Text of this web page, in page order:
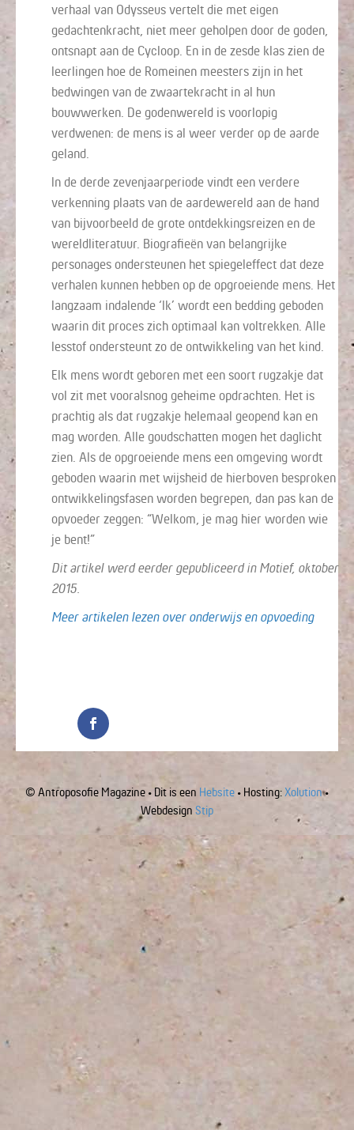
verhaal van Odysseus vertelt die met eigen
gedachtenkracht, niet meer geholpen door de goden,
ontsnapt aan de Cycloop. En in de zesde klas zien de
leerlingen hoe de Romeinen meesters zijn in het
bedwingen van de zwaartekracht in al hun
bouwwerken. De godenwereld is voorlopig
verdwenen: de mens is al weer verder op de aarde
geland.
In de derde zevenjaarperiode vindt een verdere
verkenning plaats van de aardewereld aan de hand
van bijvoorbeeld de grote ontdekkingsreizen en de
wereldliteratuur. Biografieën van belangrijke
personages ondersteunen het spiegeleffect dat deze
verhalen kunnen hebben op de opgroeiende mens. Het
langzaam indalende ‘Ik’ wordt een bedding geboden
waarin dit proces zich optimaal kan voltrekken. Alle
lesstof ondersteunt zo de ontwikkeling van het kind.
Elk mens wordt geboren met een soort rugzakje dat
vol zit met vooralsnog geheime opdrachten. Het is
prachtig als dat rugzakje helemaal geopend kan en
mag worden. Alle goudschatten mogen het daglicht
zien. Als de opgroeiende mens een omgeving wordt
geboden waarin met wijsheid de hierboven besproken
ontwikkelingsfasen worden begrepen, dan pas kan de
opvoeder zeggen: “Welkom, je mag hier worden wie
je bent!”
Dit artikel werd eerder gepubliceerd in Motief, oktober
2015.
Meer artikelen lezen over onderwijs en opvoeding
© Antroposofie Magazine • Dit is een Hebsite • Hosting: Xolution•
Webdesign Stip